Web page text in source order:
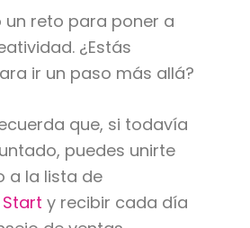
un reto para poner a
¿Estás
ir un paso más allá?
que, si todavía
puedes unirte
a la lista de
Start y recibir cada día